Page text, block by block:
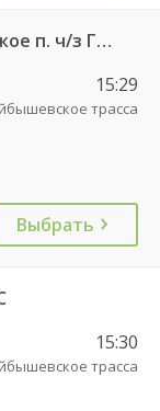
583 Калининград АВ — Чернышевское п. ч/з Гвардейск КДП, Черняховск АС
15:29
трасса
Выбрать
15:30
трасса